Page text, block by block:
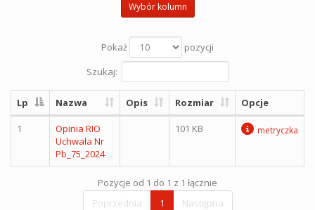
Wybór kolumn
Pokaż
pozycji
Szukaj:
Lp Nazwa Opis Rozmiar Opcje
1
Opinia RIO
Uchwała Nr
Pb_75_2024
101 KB metryczka
Pozycje od 1 do 1 z 1 łącznie
Poprzednia
1 Następna